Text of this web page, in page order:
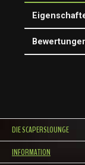
DIE SCAPERSLOUNGE
INFORMATION